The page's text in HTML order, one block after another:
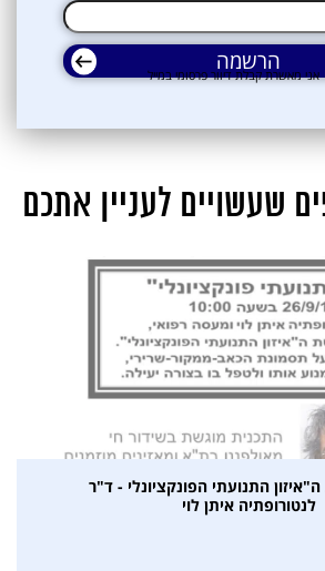
מאשרת קבלת דיוור פרסומי במייל
אני מאשרת קבלת דיוור פרסומי במייל
שעשויים לעניין אתכם
התנועתי הפונקציונלי - ד"ר
לנטורופתיה איתן לוי